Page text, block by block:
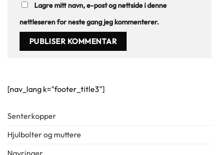
Lagre mitt navn, e-post og nettside i denne
nettleseren for neste gang jeg kommenterer.
[nav_lang k="footer_title3"]
Senterkopper
Hjulbolter og muttere
Navringer